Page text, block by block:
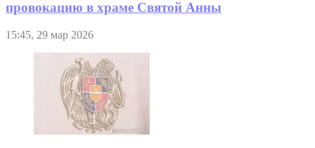
провокацию в храме Святой Анны
15:45, 29 мар 2026